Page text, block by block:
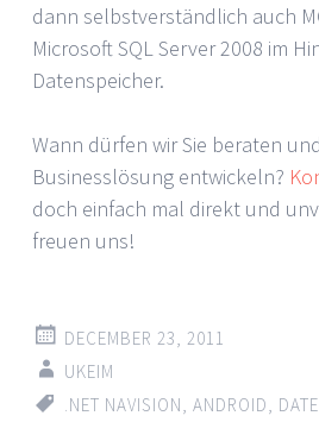
dann selbstverständlich auch
Microsoft SQL Server 2008 im
Datenspeicher.
Wann dürfen wir Sie beraten
Businesslösung entwickeln?
doch einfach mal direkt und
freuen uns!
DECEMBER 23, 2011
UKEIM
.NET NAVISION ANDROID